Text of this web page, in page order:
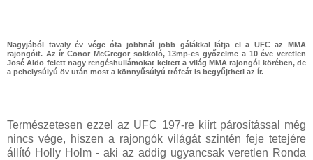
Nagyjából tavaly év vége óta jobbnál jobb gálákkal látja el a UFC az MMA
rajongóit. Az ír Conor McGregor sokkoló, 13mp-es győzelme a 10 éve veretlen
José Aldo felett nagy rengéshullámokat keltett a világ MMA rajongói körében, de
a pehelysúlyú öv után most a könnyűsúlyú trófeát is begyűjtheti az ír.
Természetesen ezzel az UFC 197-re kiírt párosítással még
nincs vége, hiszen a rajongók világát szintén feje tetejére
állító Holly Holm - aki az addig ugyancsak veretlen Ronda